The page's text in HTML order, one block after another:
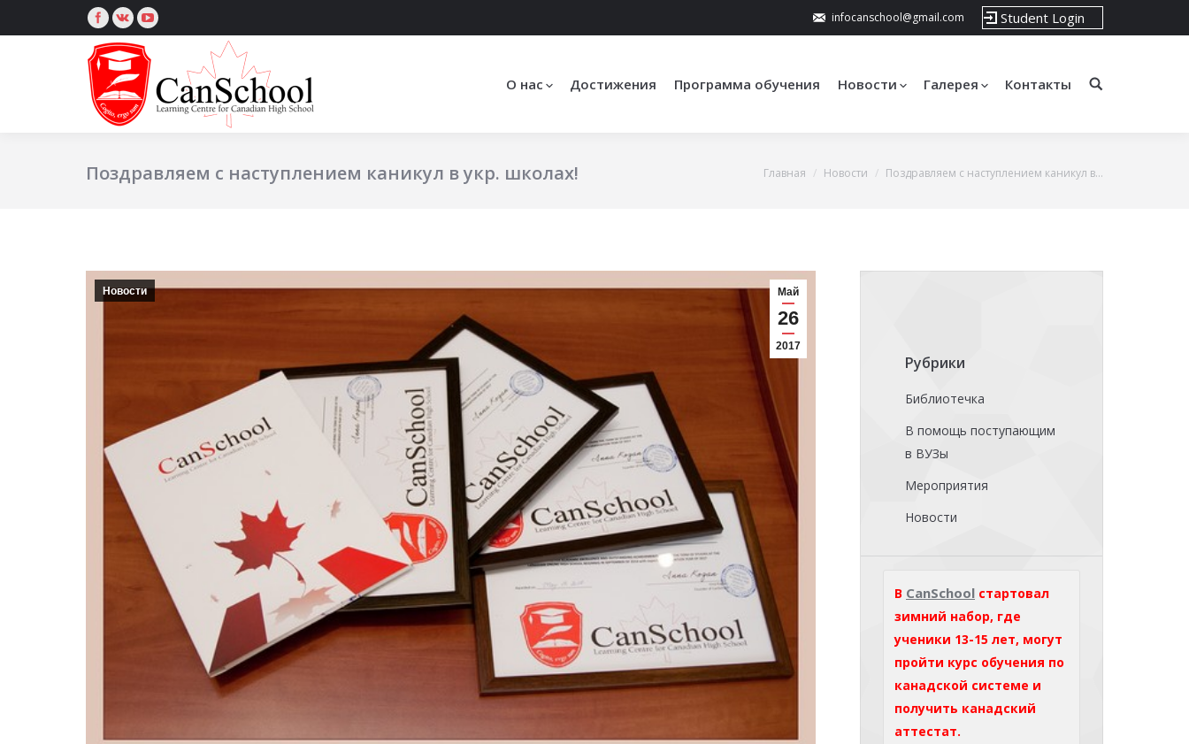
infocanschool@gmail.com Student Login
О нас Достижения Программа обучения Новости Галерея Контакты
Поздравляем с наступлением каникул в укр. школах! Главная Новости Поздравляем с наступлением каникул в…
Май
26
2017
Новости
Рубрики
Библиотечка
В помощь поступающим
в ВУЗы
Мероприятия
Новости
В CanSchool стартовал
зимний набор, где
ученики 13-15 лет, могут
пройти курс обучения по
канадской системе и
получить канадский
аттестат.